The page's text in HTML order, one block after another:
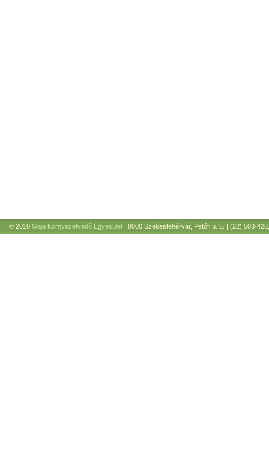
© 2010 Gaja Környezetvédő Egyesület | 8000 Székesfehérvár, Petőfi u. 5. | (22) 503-